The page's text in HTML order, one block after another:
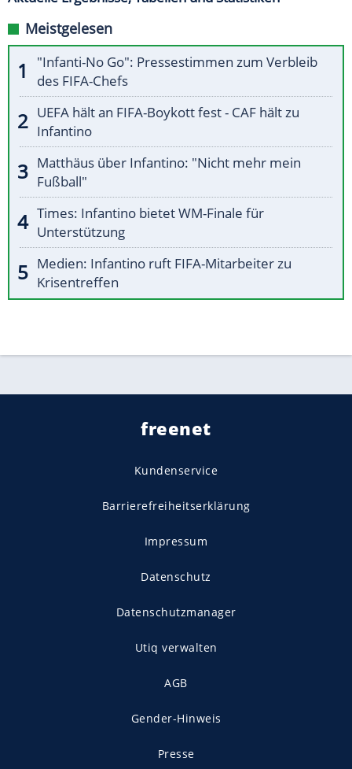
Meistgelesen
"Infanti-No Go": Pressestimmen zum Verbleib
des FIFA-Chefs
UEFA hält an FIFA-Boykott fest - CAF hält zu
Infantino
Matthäus über Infantino: "Nicht mehr mein
Fußball"
Times: Infantino bietet WM-Finale für
Unterstützung
Medien: Infantino ruft FIFA-Mitarbeiter zu
Krisentreffen
freenet
Kundenservice
Barrierefreiheitserklärung
Impressum
Datenschutz
Datenschutzmanager
Utiq verwalten
AGB
Gender-Hinweis
Presse